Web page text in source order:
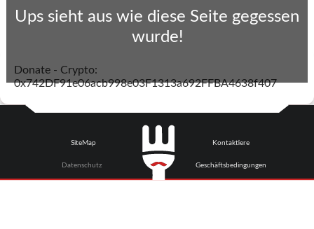
Ups sieht aus wie diese Seite gegessen
wurde!
Donate - Crypto:
0x742DF91e06acb998e03F1313a692FFBA4638f407
SiteMap
Datenschutz
Kontaktiere
Geschäftsbedingungen